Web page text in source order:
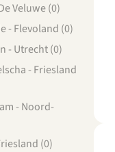
Veluwe (0)
- Flevoland (0)
- Utrecht (0)
- Friesland
- Noord-
(0)